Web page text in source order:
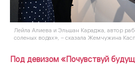
Лейла Алиева и Эльшан Kaрaджa, автор
соленых водах», – сказала Жемчужина
Под девизом «Почувствуй